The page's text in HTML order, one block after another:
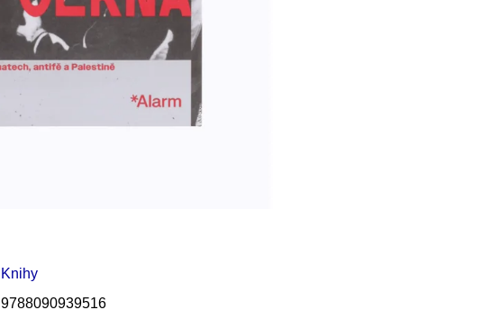
Knihy
9788090939516